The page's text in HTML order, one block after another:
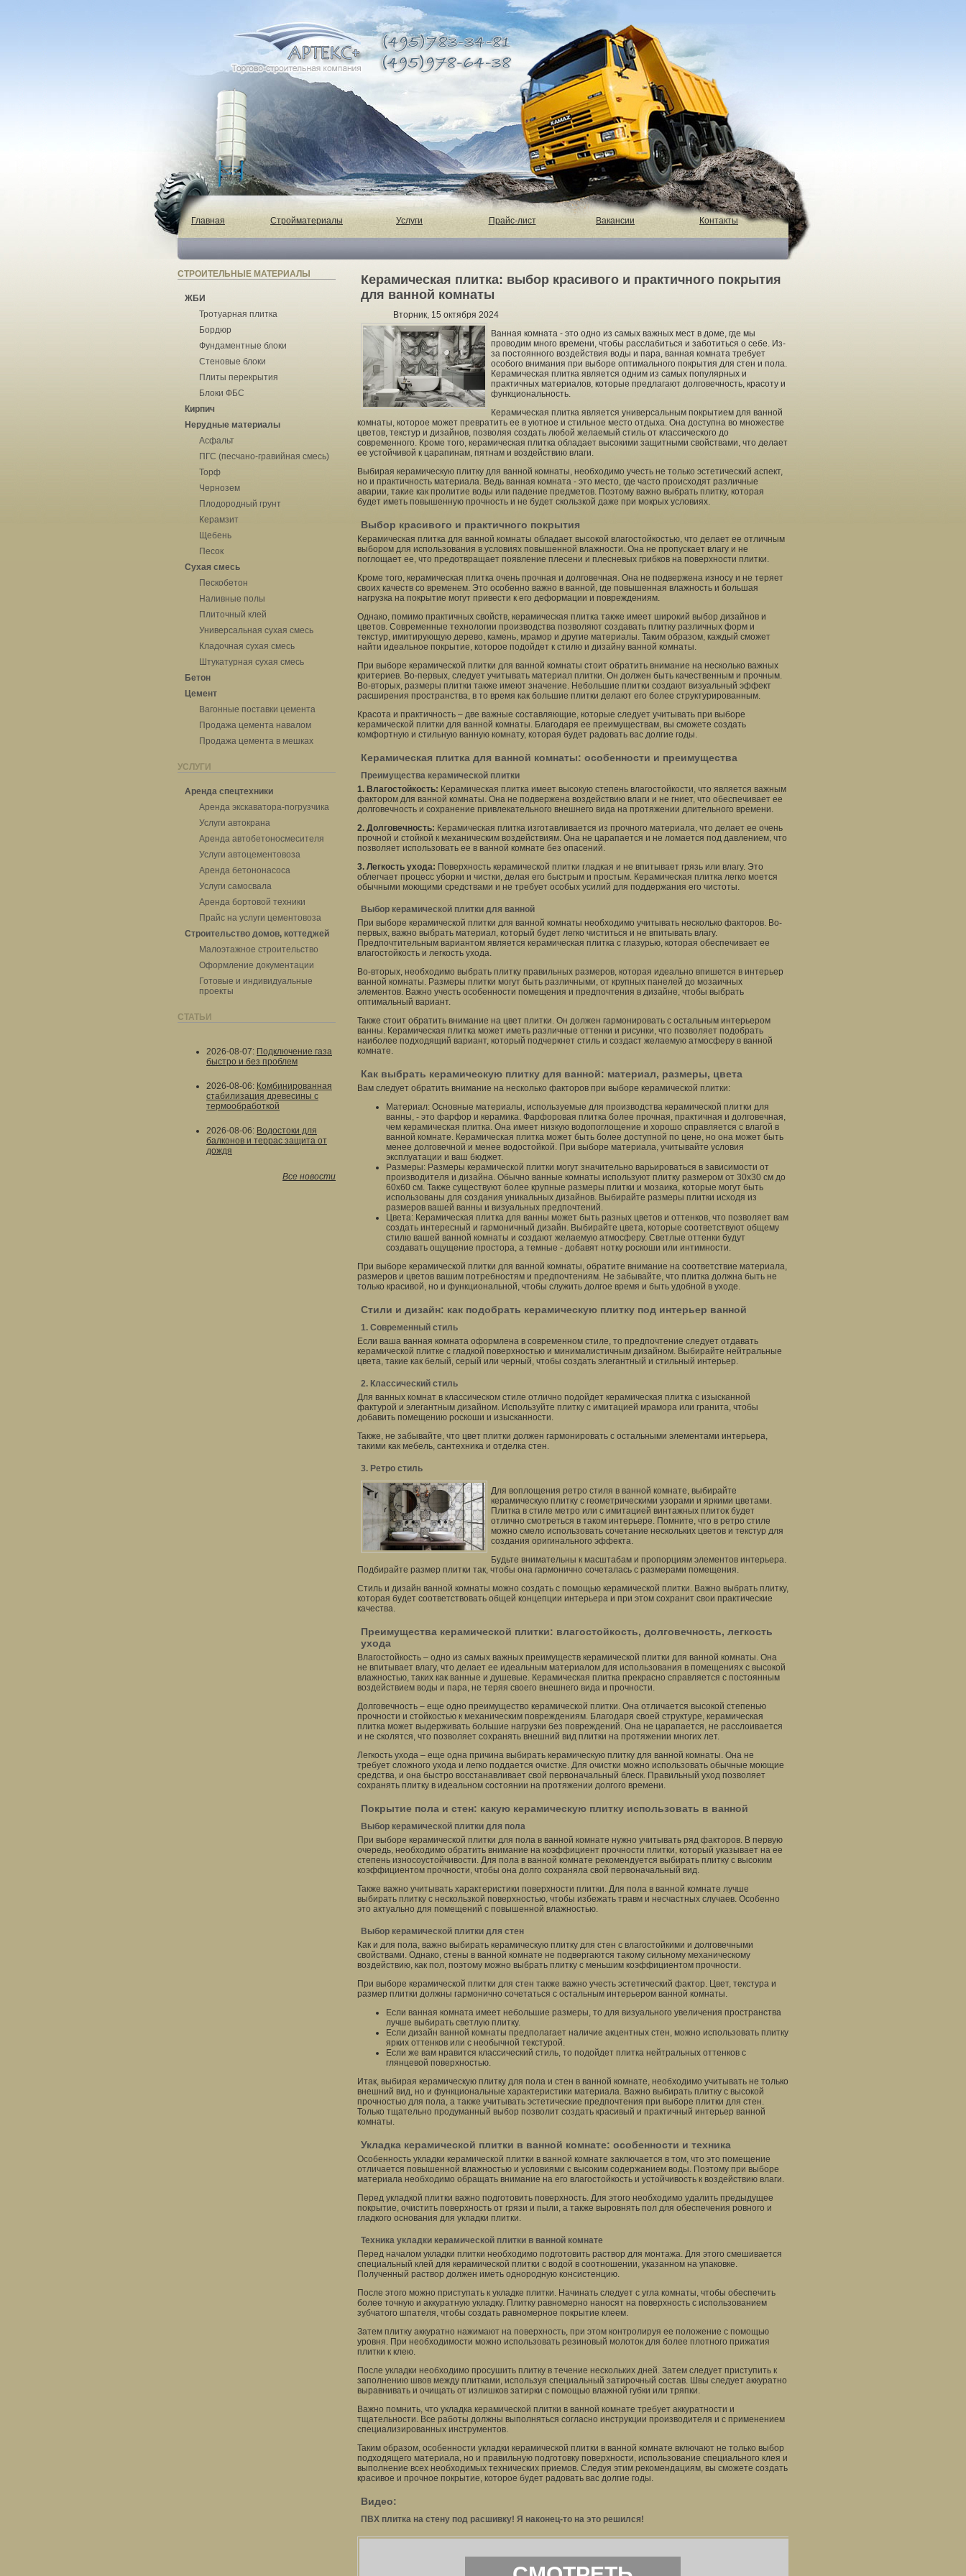
Главная Стройматериалы Услуги Прайс-лист Вакансии Контакты
СТРОИТЕЛЬНЫЕ МАТЕРИАЛЫ
ЖБИ
Тротуарная плитка
Бордюр
Фундаментные блоки
Стеновые блоки
Плиты перекрытия
Блоки ФБС
Кирпич
Нерудные материалы
Асфальт
ПГС (песчано-гравийная смесь)
Торф
Чернозем
Плодородный грунт
Керамзит
Щебень
Песок
Сухая смесь
Пескобетон
Наливные полы
Плиточный клей
Универсальная сухая смесь
Кладочная сухая смесь
Штукатурная сухая смесь
Бетон
Цемент
Вагонные поставки цемента
Продажа цемента навалом
Продажа цемента в мешках
УСЛУГИ
Аренда спецтехники
Аренда экскаватора-погрузчика
Услуги автокрана
Аренда автобетоносмесителя
Услуги автоцементовоза
Аренда бетононасоса
Услуги самосвала
Аренда бортовой техники
Прайс на услуги цементовоза
Строительство домов, коттеджей
Малоэтажное строительство
Оформление документации
Готовые и индивидуальные
проекты
СТАТЬИ
2026-08-07: Подключение газа
быстро и без проблем
2026-08-06: Комбинированная
стабилизация древесины с
термообработкой
2026-08-06: Водостоки для
балконов и террас защита от
дождя
Все новости
Керамическая плитка: выбор красивого и практичного покрытия
для ванной комнаты
Вторник, 15 октября 2024
Ванная комната - это одно из самых важных мест в доме, где мы
проводим много времени, чтобы расслабиться и заботиться о себе. Из-
за постоянного воздействия воды и пара, ванная комната требует
особого внимания при выборе оптимального покрытия для стен и пола.
Керамическая плитка является одним из самых популярных и
практичных материалов, которые предлагают долговечность, красоту и
функциональность.
Керамическая плитка является универсальным покрытием для ванной
комнаты, которое может превратить ее в уютное и стильное место отдыха. Она доступна во множестве
цветов, текстур и дизайнов, позволяя создать любой желаемый стиль от классического до
современного. Кроме того, керамическая плитка обладает высокими защитными свойствами, что делает
ее устойчивой к царапинам, пятнам и воздействию влаги.
Выбирая керамическую плитку для ванной комнаты, необходимо учесть не только эстетический аспект,
но и практичность материала. Ведь ванная комната - это место, где часто происходят различные
аварии, такие как пролитие воды или падение предметов. Поэтому важно выбрать плитку, которая
будет иметь повышенную прочность и не будет скользкой даже при мокрых условиях.
Выбор красивого и практичного покрытия
Керамическая плитка для ванной комнаты обладает высокой влагостойкостью, что делает ее отличным
выбором для использования в условиях повышенной влажности. Она не пропускает влагу и не
поглощает ее, что предотвращает появление плесени и плесневых грибков на поверхности плитки.
Кроме того, керамическая плитка очень прочная и долговечная. Она не подвержена износу и не теряет
своих качеств со временем. Это особенно важно в ванной, где повышенная влажность и большая
нагрузка на покрытие могут привести к его деформации и повреждениям.
Однако, помимо практичных свойств, керамическая плитка также имеет широкий выбор дизайнов и
цветов. Современные технологии производства позволяют создавать плитку различных форм и
текстур, имитирующую дерево, камень, мрамор и другие материалы. Таким образом, каждый сможет
найти идеальное покрытие, которое подойдет к стилю и дизайну ванной комнаты.
При выборе керамической плитки для ванной комнаты стоит обратить внимание на несколько важных
критериев. Во-первых, следует учитывать материал плитки. Он должен быть качественным и прочным.
Во-вторых, размеры плитки также имеют значение. Небольшие плитки создают визуальный эффект
расширения пространства, в то время как большие плитки делают его более структурированным.
Красота и практичность – две важные составляющие, которые следует учитывать при выборе
керамической плитки для ванной комнаты. Благодаря ее преимуществам, вы сможете создать
комфортную и стильную ванную комнату, которая будет радовать вас долгие годы.
Керамическая плитка для ванной комнаты: особенности и преимущества
Преимущества керамической плитки
1. Влагостойкость: Керамическая плитка имеет высокую степень влагостойкости, что является важным
фактором для ванной комнаты. Она не подвержена воздействию влаги и не гниет, что обеспечивает ее
долговечность и сохранение привлекательного внешнего вида на протяжении длительного времени.
2. Долговечность: Керамическая плитка изготавливается из прочного материала, что делает ее очень
прочной и стойкой к механическим воздействиям. Она не царапается и не ломается под давлением, что
позволяет использовать ее в ванной комнате без опасений.
3. Легкость ухода: Поверхность керамической плитки гладкая и не впитывает грязь или влагу. Это
облегчает процесс уборки и чистки, делая его быстрым и простым. Керамическая плитка легко моется
обычными моющими средствами и не требует особых усилий для поддержания его чистоты.
Выбор керамической плитки для ванной
При выборе керамической плитки для ванной комнаты необходимо учитывать несколько факторов. Во-
первых, важно выбрать материал, который будет легко чиститься и не впитывать влагу.
Предпочтительным вариантом является керамическая плитка с глазурью, которая обеспечивает ее
влагостойкость и легкость ухода.
Во-вторых, необходимо выбрать плитку правильных размеров, которая идеально впишется в интерьер
ванной комнаты. Размеры плитки могут быть различными, от крупных панелей до мозаичных
элементов. Важно учесть особенности помещения и предпочтения в дизайне, чтобы выбрать
оптимальный вариант.
Также стоит обратить внимание на цвет плитки. Он должен гармонировать с остальным интерьером
ванны. Керамическая плитка может иметь различные оттенки и рисунки, что позволяет подобрать
наиболее подходящий вариант, который подчеркнет стиль и создаст желаемую атмосферу в ванной
комнате.
Как выбрать керамическую плитку для ванной: материал, размеры, цвета
Вам следует обратить внимание на несколько факторов при выборе керамической плитки:
Материал: Основные материалы, используемые для производства керамической плитки для
ванны, - это фарфор и керамика. Фарфоровая плитка более прочная, практичная и долговечная,
чем керамическая плитка. Она имеет низкую водопоглощение и хорошо справляется с влагой в
ванной комнате. Керамическая плитка может быть более доступной по цене, но она может быть
менее долговечной и менее водостойкой. При выборе материала, учитывайте условия
эксплуатации и ваш бюджет.
Размеры: Размеры керамической плитки могут значительно варьироваться в зависимости от
производителя и дизайна. Обычно ванные комнаты используют плитку размером от 30x30 см до
60x60 см. Также существуют более крупные размеры плитки и мозаика, которые могут быть
использованы для создания уникальных дизайнов. Выбирайте размеры плитки исходя из
размеров вашей ванны и визуальных предпочтений.
Цвета: Керамическая плитка для ванны может быть разных цветов и оттенков, что позволяет вам
создать интересный и гармоничный дизайн. Выбирайте цвета, которые соответствуют общему
стилю вашей ванной комнаты и создают желаемую атмосферу. Светлые оттенки будут
создавать ощущение простора, а темные - добавят нотку роскоши или интимности.
При выборе керамической плитки для ванной комнаты, обратите внимание на соответствие материала,
размеров и цветов вашим потребностям и предпочтениям. Не забывайте, что плитка должна быть не
только красивой, но и функциональной, чтобы служить долгое время и быть удобной в уходе.
Стили и дизайн: как подобрать керамическую плитку под интерьер ванной
1. Современный стиль
Если ваша ванная комната оформлена в современном стиле, то предпочтение следует отдавать
керамической плитке с гладкой поверхностью и минималистичным дизайном. Выбирайте нейтральные
цвета, такие как белый, серый или черный, чтобы создать элегантный и стильный интерьер.
2. Классический стиль
Для ванных комнат в классическом стиле отлично подойдет керамическая плитка с изысканной
фактурой и элегантным дизайном. Используйте плитку с имитацией мрамора или гранита, чтобы
добавить помещению роскоши и изысканности.
Также, не забывайте, что цвет плитки должен гармонировать с остальными элементами интерьера,
такими как мебель, сантехника и отделка стен.
3. Ретро стиль
Для воплощения ретро стиля в ванной комнате, выбирайте
керамическую плитку с геометрическими узорами и яркими цветами.
Плитка в стиле метро или с имитацией винтажных плиток будет
отлично смотреться в таком интерьере. Помните, что в ретро стиле
можно смело использовать сочетание нескольких цветов и текстур для
создания оригинального эффекта.
Будьте внимательны к масштабам и пропорциям элементов интерьера.
Подбирайте размер плитки так, чтобы она гармонично сочеталась с размерами помещения.
Стиль и дизайн ванной комнаты можно создать с помощью керамической плитки. Важно выбрать плитку,
которая будет соответствовать общей концепции интерьера и при этом сохранит свои практические
качества.
Преимущества керамической плитки: влагостойкость, долговечность, легкость
ухода
Влагостойкость – одно из самых важных преимуществ керамической плитки для ванной комнаты. Она
не впитывает влагу, что делает ее идеальным материалом для использования в помещениях с высокой
влажностью, таких как ванные и душевые. Керамическая плитка прекрасно справляется с постоянным
воздействием воды и пара, не теряя своего внешнего вида и прочности.
Долговечность – еще одно преимущество керамической плитки. Она отличается высокой степенью
прочности и стойкостью к механическим повреждениям. Благодаря своей структуре, керамическая
плитка может выдерживать большие нагрузки без повреждений. Она не царапается, не расслоивается
и не сколятся, что позволяет сохранять внешний вид плитки на протяжении многих лет.
Легкость ухода – еще одна причина выбирать керамическую плитку для ванной комнаты. Она не
требует сложного ухода и легко поддается очистке. Для очистки можно использовать обычные моющие
средства, и она быстро восстанавливает свой первоначальный блеск. Правильный уход позволяет
сохранять плитку в идеальном состоянии на протяжении долгого времени.
Покрытие пола и стен: какую керамическую плитку использовать в ванной
Выбор керамической плитки для пола
При выборе керамической плитки для пола в ванной комнате нужно учитывать ряд факторов. В первую
очередь, необходимо обратить внимание на коэффициент прочности плитки, который указывает на ее
степень износоустойчивости. Для пола в ванной комнате рекомендуется выбирать плитку с высоким
коэффициентом прочности, чтобы она долго сохраняла свой первоначальный вид.
Также важно учитывать характеристики поверхности плитки. Для пола в ванной комнате лучше
выбирать плитку с нескользкой поверхностью, чтобы избежать травм и несчастных случаев. Особенно
это актуально для помещений с повышенной влажностью.
Выбор керамической плитки для стен
Как и для пола, важно выбирать керамическую плитку для стен с влагостойкими и долговечными
свойствами. Однако, стены в ванной комнате не подвергаются такому сильному механическому
воздействию, как пол, поэтому можно выбрать плитку с меньшим коэффициентом прочности.
При выборе керамической плитки для стен также важно учесть эстетический фактор. Цвет, текстура и
размер плитки должны гармонично сочетаться с остальным интерьером ванной комнаты.
Если ванная комната имеет небольшие размеры, то для визуального увеличения пространства
лучше выбирать светлую плитку.
Если дизайн ванной комнаты предполагает наличие акцентных стен, можно использовать плитку
ярких оттенков или с необычной текстурой.
Если же вам нравится классический стиль, то подойдет плитка нейтральных оттенков с
глянцевой поверхностью.
Итак, выбирая керамическую плитку для пола и стен в ванной комнате, необходимо учитывать не только
внешний вид, но и функциональные характеристики материала. Важно выбирать плитку с высокой
прочностью для пола, а также учитывать эстетические предпочтения при выборе плитки для стен.
Только тщательно продуманный выбор позволит создать красивый и практичный интерьер ванной
комнаты.
Укладка керамической плитки в ванной комнате: особенности и техника
Особенность укладки керамической плитки в ванной комнате заключается в том, что это помещение
отличается повышенной влажностью и условиями с высоким содержанием воды. Поэтому при выборе
материала необходимо обращать внимание на его влагостойкость и устойчивость к воздействию влаги.
Перед укладкой плитки важно подготовить поверхность. Для этого необходимо удалить предыдущее
покрытие, очистить поверхность от грязи и пыли, а также выровнять пол для обеспечения ровного и
гладкого основания для укладки плитки.
Техника укладки керамической плитки в ванной комнате
Перед началом укладки плитки необходимо подготовить раствор для монтажа. Для этого смешивается
специальный клей для керамической плитки с водой в соотношении, указанном на упаковке.
Полученный раствор должен иметь однородную консистенцию.
После этого можно приступать к укладке плитки. Начинать следует с угла комнаты, чтобы обеспечить
более точную и аккуратную укладку. Плитку равномерно наносят на поверхность с использованием
зубчатого шпателя, чтобы создать равномерное покрытие клеем.
Затем плитку аккуратно нажимают на поверхность, при этом контролируя ее положение с помощью
уровня. При необходимости можно использовать резиновый молоток для более плотного прижатия
плитки к клею.
После укладки необходимо просушить плитку в течение нескольких дней. Затем следует приступить к
заполнению швов между плитками, используя специальный затирочный состав. Швы следует аккуратно
выравнивать и очищать от излишков затирки с помощью влажной губки или тряпки.
Важно помнить, что укладка керамической плитки в ванной комнате требует аккуратности и
тщательности. Все работы должны выполняться согласно инструкции производителя и с применением
специализированных инструментов.
Таким образом, особенности укладки керамической плитки в ванной комнате включают не только выбор
подходящего материала, но и правильную подготовку поверхности, использование специального клея и
выполнение всех необходимых технических приемов. Следуя этим рекомендациям, вы сможете создать
красивое и прочное покрытие, которое будет радовать вас долгие годы.
Видео:
ПВХ плитка на стену под расшивку! Я наконец-то на это решился!